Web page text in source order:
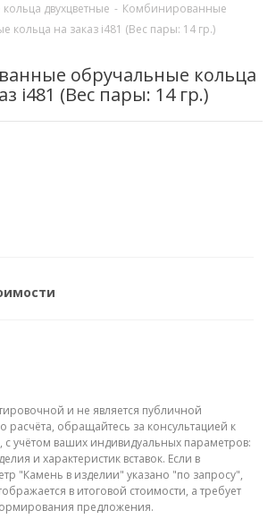
двухцветные - Комбинированные
кольца на заказ i481 (Вес пары: 14 гр.)
обручальные кольца
i481 (Вес пары: 14 гр.)
и не является публичной
расчёта, обращайтесь за консультацией к
учётом ваших индивидуальных параметров:
и характеристик вставок. Если в
"Камень в изделии" указано "по запросу",
в итоговой стоимости, а требует
предложения.